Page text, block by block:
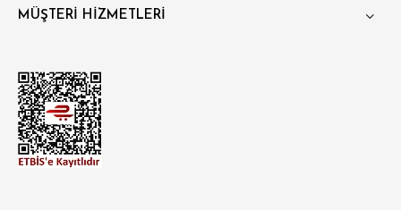
MÜŞTERİ HİZMETLERİ